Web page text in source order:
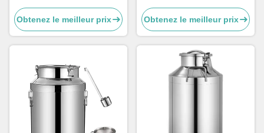
par seau avec couvercle
Obtenez le meilleur prix
seau de lait en acier
inoxydable pour la ferme
Obtenez le meilleur prix